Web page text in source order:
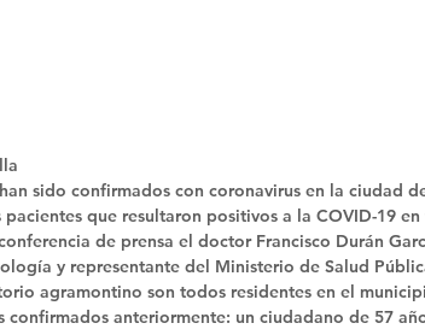
sido confirmados con coronavirus en la ciudad
que resultaron positivos a la COVID-19
de prensa el doctor Francisco Durán
y representante del Ministerio de Salud
agramontino son todos residentes en el
confirmados anteriormente: un ciudadano de 57